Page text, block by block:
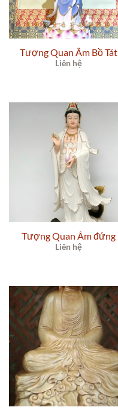
Tượng Quan Âm Bồ Tát
Liên hệ
Tượng Quan Âm đứng
Liên hệ